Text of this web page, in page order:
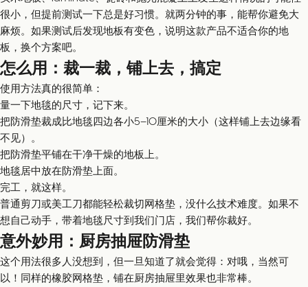
很小，但提前测试一下总是好习惯。就两分钟的事，能帮你避免大
麻烦。如果测试后发现地板有变色，说明这款产品不适合你的地
板，换个方案吧。
怎么用：裁一裁，铺上去，搞定
使用方法真的很简单：
量一下地毯的尺寸，记下来。
把防滑垫裁成比地毯四边各小5–10厘米的大小（这样铺上去边缘看
不见）。
把防滑垫平铺在干净干燥的地板上。
地毯居中放在防滑垫上面。
完工，就这样。
普通剪刀或美工刀都能轻松裁切网格垫，没什么技术难度。如果不
想自己动手，带着地毯尺寸到我们门店，我们帮你裁好。
意外妙用：厨房抽屉防滑垫
这个用法很多人没想到，但一旦知道了就会觉得：对哦，当然可
以！同样的橡胶网格垫，铺在厨房抽屉里效果也非常棒。